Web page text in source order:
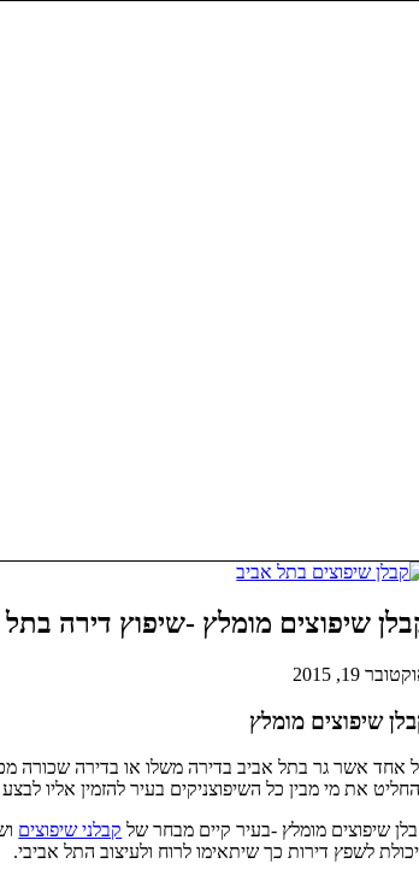
שיפוצים מומלץ -שיפוץ דירה
19, 2015
שיפוצים מומלץ
אחד אשר גר בתל אביב בדירה משלו או בדירה שכורה
את מי מבין כל השיפוצניקים בעיר להזמין אליו
שיפוצים מומלץ -בעיר קיים מבחר של קבלני שיפוצים
לשפץ דירות כך שיתאימו לרוח ולעיצוב התל אביבי.